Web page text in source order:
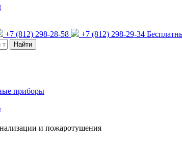
+7 (812) 298-28-58 +7 (812) 298-29-34
Найти
приборы
и пожаротушения